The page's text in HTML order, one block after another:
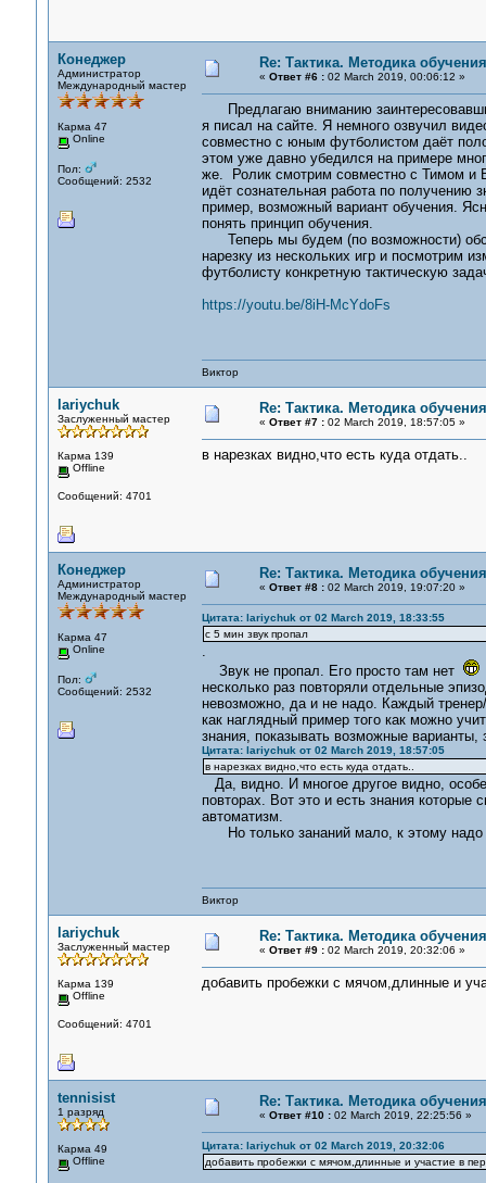
Конеджер
Администратор
Международный мастер
Карма 47
Online
Пол:
Сообщений: 2532
Re: Тактика. Методика обучения
« Ответ #6 :02 March 2019, 00:06:12 »
Предлагаю вниманию
я писал на сайте. Я немного озвучил
совместно с юным футболистом даёт
этом уже давно убедился на примере
же. Ролик смотрим совместно с Тимом и
идёт сознательная работа по получению
пример, возможный вариант обучения.
понять принцип обучения.
Теперь мы будем (по возможности)
нарезку из нескольких игр и посмотрим
футболисту конкретную тактическую
https://youtu.be/8iH-McYdoFs
Виктор
lariychuk
Заслуженный мастер
Карма 139
Offline
Сообщений: 4701
Re: Тактика. Методика обучения
« Ответ #7 :02 March 2019, 18:57:05 »
в нарезках видно,что есть куда отдать..
Конеджер
Администратор
Международный мастер
Карма 47
Online
Пол:
Сообщений: 2532
Re: Тактика. Методика обучения
« Ответ #8 :02 March 2019, 19:07:20 »
Цитата: lariychuk от 02 March 2019, 18:33:55
c 5 мин звук пропал
.
Звук не пропал. Его просто там нет
несколько раз повторяли отдельные
невозможно, да и не надо. Каждый
как наглядный пример того как можно
знания, показывать возможные варианты,
Цитата: lariychuk от 02 March 2019, 18:57:05
в нарезках видно,что есть куда отдать..
Да, видно. И многое другое видно,
повторах. Вот это и есть знания
автоматизм.
Но только зананий мало, к этому надо
Виктор
lariychuk
Заслуженный мастер
Карма 139
Offline
Сообщений: 4701
Re: Тактика. Методика обучения
« Ответ #9 :02 March 2019, 20:32:06 »
добавить пробежки с мячом,длинные и
tennisist
1 разряд
Карма 49
Offline
Re: Тактика. Методика обучения
« Ответ #10 :02 March 2019, 22:25:56 »
Цитата: lariychuk от 02 March 2019, 20:32:06
добавить пробежки с мячом,длинные и участие в